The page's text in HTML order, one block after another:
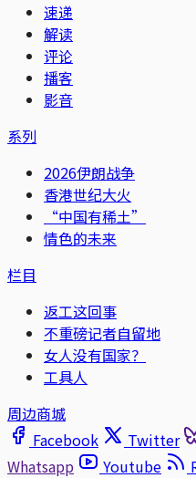
速递
解读
评论
播客
影音
系列
2026伊朗战争
香港世纪大火
“中国有稀土”
情色的未来
栏目
返工这回事
不重磅记者自留地
女人没有国家？
工具人
周边商城
Facebook
Twitter
Whatsapp
Youtube